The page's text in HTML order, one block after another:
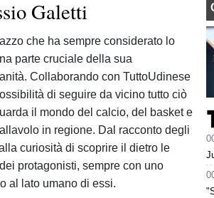
Galetti
che ha sempre considerato lo
parte cruciale della sua
Collaborando con TuttoUdinese
di seguire da vicino tutto ciò
il mondo del calcio, del basket e
in regione. Dal racconto degli
curiosità di scoprire il dietro le
protagonisti, sempre con uno
al lato umano di essi.